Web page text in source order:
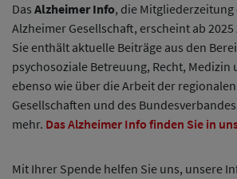
Das Alzheimer Info, die Mitgliederzeitung
Alzheimer Gesellschaft, erscheint ab
Sie enthält aktuelle Beiträge aus den
psychosoziale Betreuung, Recht, Medizin
ebenso wie über die Arbeit der
Gesellschaften und des
mehr. Das Alzheimer Info finden Sie in
Mit Ihrer Spende helfen Sie uns, unsere